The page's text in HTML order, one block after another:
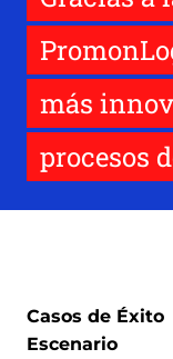
más
procesos
Casos de Éxito
Escenario